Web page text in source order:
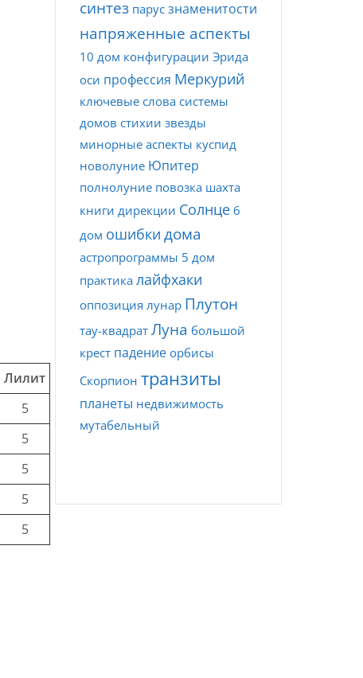
Лилит
5
5
5
5
5
синтез парус знаменитости
напряженные аспекты
10 дом конфигурации Эрида
оси профессия Меркурий
ключевые слова системы
домов стихии звезды
минорные аспекты куспид
новолуние Юпитер
полнолуние повозка шахта
книги дирекции Солнце 6
дом ошибки дома
астропрограммы 5 дом
практика лайфхаки
оппозиция лунар Плутон
тау-квадрат Луна большой
крест падение орбисы
Скорпион транзиты
планеты недвижимость
мутабельный